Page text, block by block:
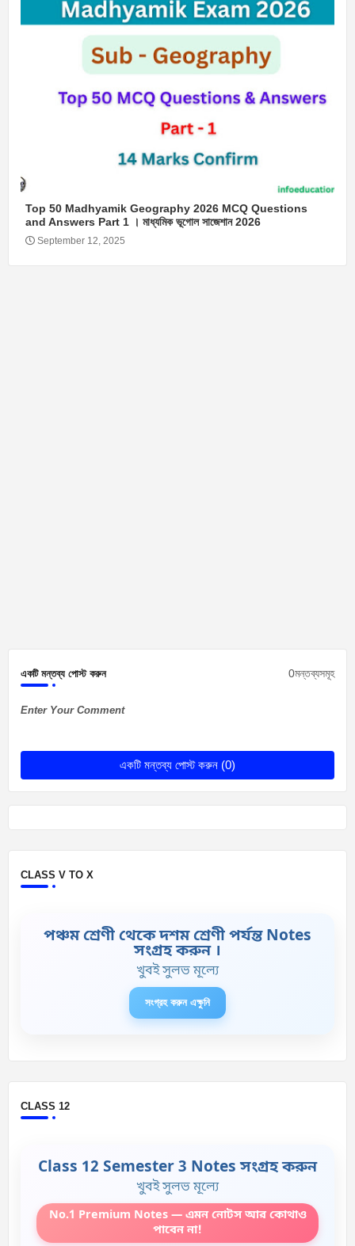
Top 50 Madhyamik Geography 2026 MCQ Questions
and Answers Part 1 । মাধ্যমিক ভূগোল সাজেশান 2026
September 12, 2025
একটি মন্তব্য পোস্ট করুন 0মন্তব্যসমূহ
Enter Your Comment
একটি মন্তব্য পোস্ট করুন (0)
CLASS V TO X
পঞ্চম শ্রেণী থেকে দশম শ্রেণী পর্যন্ত Notes
সংগ্রহ করুন ।
খুবই সুলভ মূল্যে
সংগ্রহ করুন এক্ষুনি
CLASS 12
Class 12 Semester 3 Notes সংগ্রহ করুন
খুবই সুলভ মূল্যে
No.1 Premium Notes — এমন নোটস আর কোথাও
পাবেন না!